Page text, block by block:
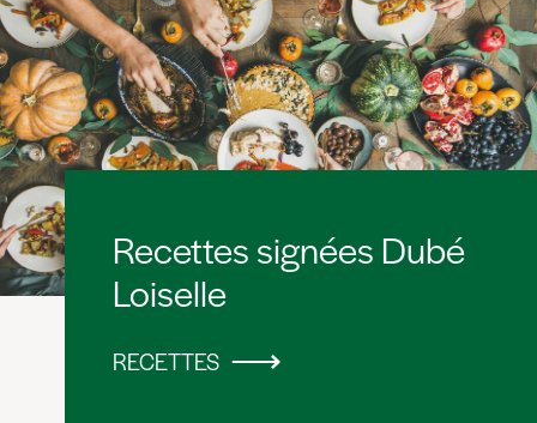
Recettes signées Dubé
Loiselle
RECETTES